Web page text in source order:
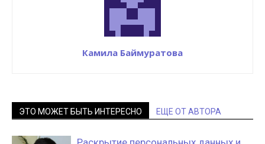
Камила Баймуратова
ЭТО МОЖЕТ БЫТЬ ИНТЕРЕСНО ЕЩЕ ОТ АВТОРА